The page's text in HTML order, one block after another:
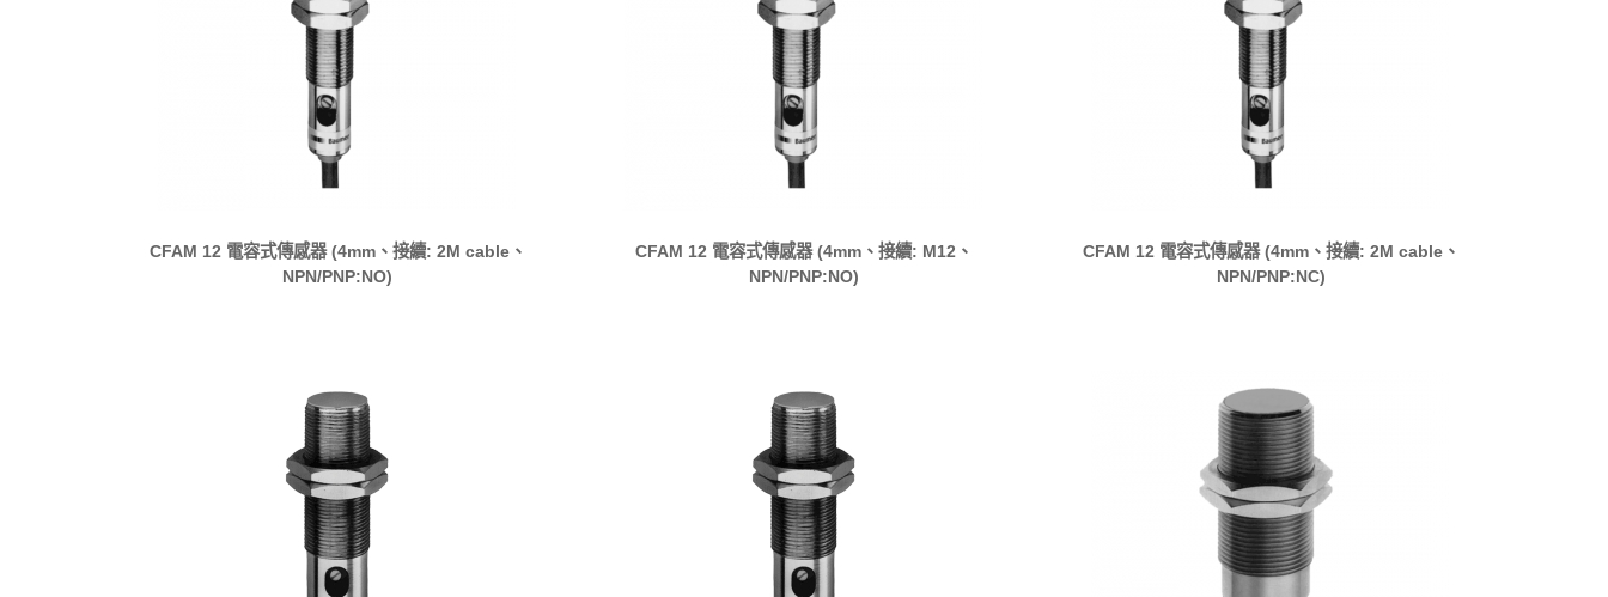
CFAM 12 電容式傳感器 (4mm、接續: 2M cable、
NPN/PNP:NO)
CFAM 12 電容式傳感器 (4mm、接續: M12、
NPN/PNP:NO)
CFAM 12 電容式傳感器 (4mm、接續: 2M cable、
NPN/PNP:NC)